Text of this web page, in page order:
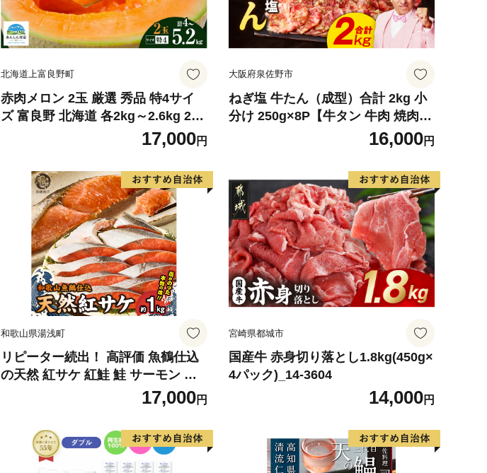
北海道上富良野町
赤肉メロン 2玉 厳選 秀品 特4サイ
ズ 富良野 北海道 各2kg～2.6kg 2玉
セット ファーム富良野 メロン めろ
ん 果物 くだもの フルーツ デザート
旬の果物 旬のフルーツ
17,000円
大阪府泉佐野市
ねぎ塩 牛たん（成型）合計 2kg 小
分け 250g×8P【牛タン 牛肉 焼肉用
薄切り 訳あり サイズ不揃い】
16,000円
和歌山県湯浅町
リピーター続出！ 高評価 魚鶴仕込
の天然 紅サケ 紅鮭 鮭 サーモン 切
身 切り身 約1kg レビュー高評価 小
分け 真空パック 梅酒 真昆布 使用
だし まろやか 天然 鮭 魚 海の幸 海
鮮 魚介 食品 食べ物 おかず お弁当
水産加工品 冷凍 グルメ お取り寄せ
17,000円
宮崎県都城市
国産牛 赤身切り落とし1.8kg(450g×
4パック)_14-3604
14,000円